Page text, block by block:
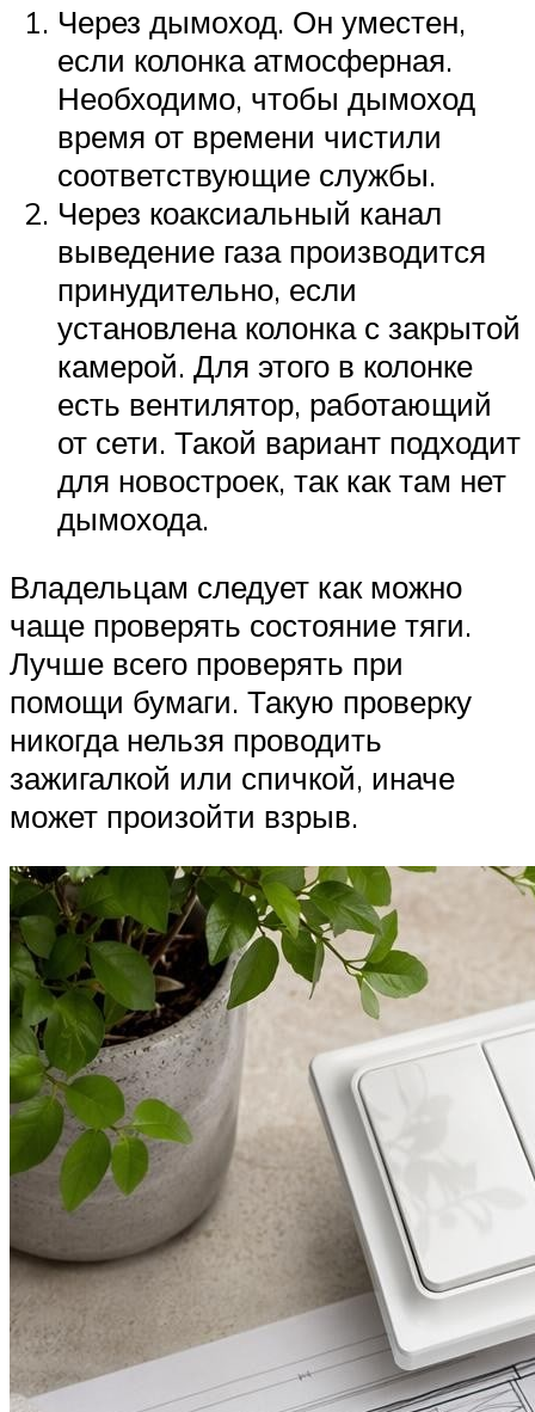
Через дымоход. Он уместен,
если колонка атмосферная.
Необходимо, чтобы дымоход
время от времени чистили
соответствующие службы.
Через коаксиальный канал
выведение газа производится
принудительно, если
установлена колонка с закрытой
камерой. Для этого в колонке
есть вентилятор, работающий
от сети. Такой вариант подходит
для новостроек, так как там нет
дымохода.
Владельцам следует как можно
чаще проверять состояние тяги.
Лучше всего проверять при
помощи бумаги. Такую проверку
никогда нельзя проводить
зажигалкой или спичкой, иначе
может произойти взрыв.